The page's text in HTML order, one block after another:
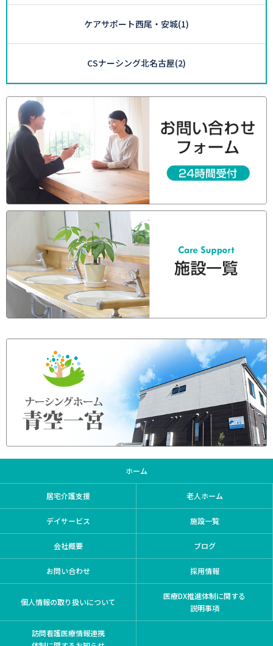
ケアサポート西尾・安城(1)
CSナーシング北名古屋(2)
ホーム
居宅介護支援 老人ホーム
デイサービス 施設一覧
会社概要 ブログ
お問い合わせ 採用情報
個人情報の取り扱いについて
医療DX推進体制に関する
説明事項
訪問看護医療情報連携